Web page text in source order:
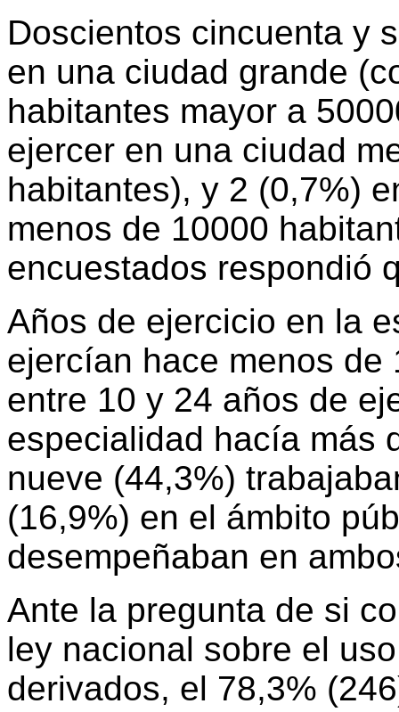
Doscientos cincuenta y
en una ciudad grande
habitantes mayor a
ejercer en una ciudad
habitantes), y 2 (0,7%)
menos de 10000
encuestados respondió
Años de ejercicio en la
ejercían hace menos
entre 10 y 24 años de
especialidad hacía más
nueve (44,3%)
(16,9%) en el ámbito
desempeñaban en
Ante la pregunta de si
ley nacional sobre el
derivados, el 78,3%